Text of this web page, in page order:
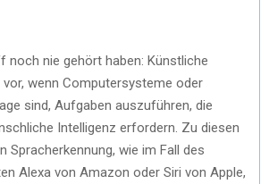
noch nie gehört haben: Künstliche
vor, wenn Computersysteme oder
sind, Aufgaben auszuführen, die
Intelligenz erfordern. Zu diesen
Spracherkennung, wie im Fall des
Alexa von Amazon oder Siri von Apple,